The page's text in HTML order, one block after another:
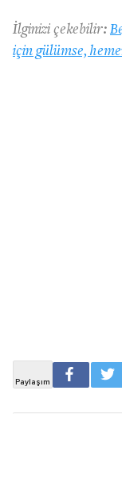
İlginizi çekebilir:
için gülümse,